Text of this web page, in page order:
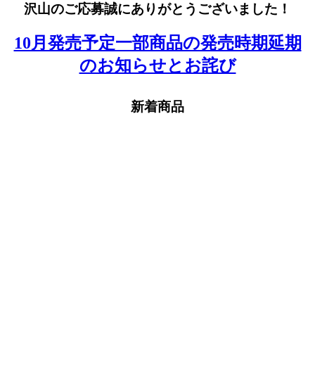
沢山のご応募誠にありがとうございました！
10月発売予定一部商品の発売時期延期
のお知らせとお詫び
新着商品